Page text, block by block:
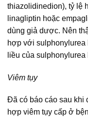
thiazolidinedion), tỷ lệ
linagliptin hoặc
dùng giả dược. Nên
hợp với sulphonylurea
liều của
Viêm tụy
Đã có báo cáo sau khi
hợp viêm tụy cấp ở